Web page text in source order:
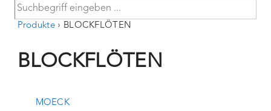
Produkte › BLOCKFLÖTEN
BLOCKFLÖTEN
MOECK